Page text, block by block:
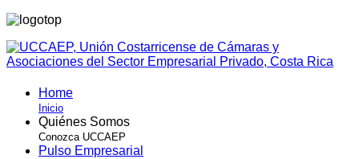
Home
Inicio
Quiénes Somos
Conozca UCCAEP
Pulso Empresarial